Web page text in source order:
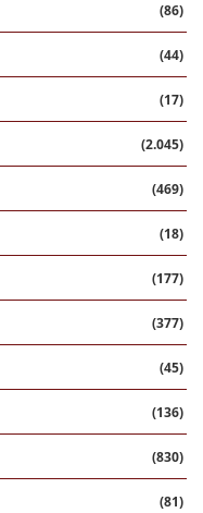
(86)
(44)
(17)
(2.045)
(469)
(18)
(177)
(377)
(45)
(136)
(830)
(81)